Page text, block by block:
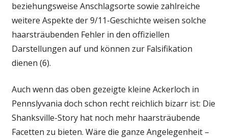
beziehungsweise Anschlagsorte sowie zahlreiche
weitere Aspekte der 9/11-Geschichte weisen solche
haarsträubenden Fehler in den offiziellen
Darstellungen auf und können zur Falsifikation
dienen (6).
Auch wenn das oben gezeigte kleine Ackerloch in
Pennslyvania doch schon recht reichlich bizarr ist: Die
Shanksville-Story hat noch mehr haarsträubende
Facetten zu bieten. Wäre die ganze Angelegenheit –